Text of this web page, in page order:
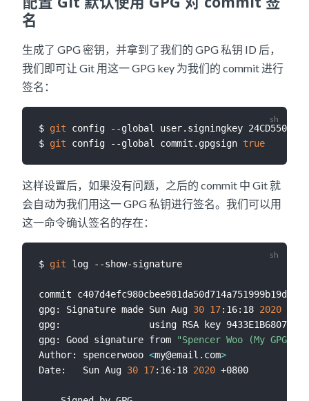
名
生成了 GPG 密钥，并拿到了我们的 GPG 私钥 ID 后，
我们即可让 Git 用这一 GPG key 为我们的 commit 进行
签名：
$ git config --global user.signingkey
$ git config --global commit.gpgsign true
这样设置后，如果没有问题，之后的 commit 中 Git 就
会自动为我们用这一 GPG 私钥进行签名。我们可以用
这一命令确认签名的存在：
$ git log --show-signature
commit c407d4efc980cbee981da50d714a751999b19ddf
gpg: Signature made Sun Aug 30 17:16:18 2020
gpg:                using RSA key
gpg: Good signature from
"Spencer Woo (My GPG
Author: spencerwooo <my@email.com>
Date:   Sun Aug 30 17:16:18 2020 +0800